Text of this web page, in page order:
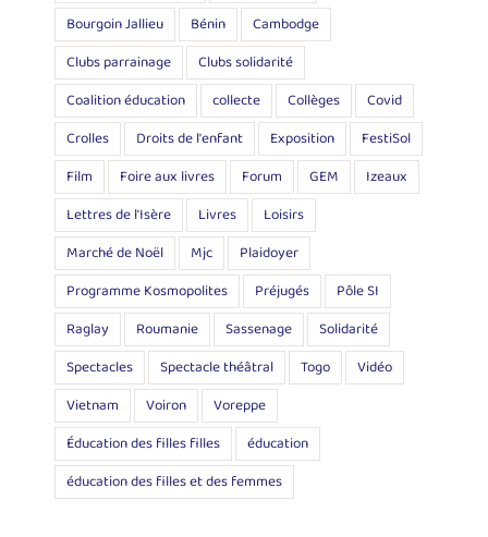
Bourgoin Jallieu
Bénin
Cambodge
Clubs parrainage
Clubs solidarité
Coalition éducation
collecte Collèges
Covid
Crolles
Droits de l'enfant Exposition
FestiSol
Film
Foire aux livres Forum GEM
Izeaux
Lettres de l'Isère
Livres
Loisirs
Marché de Noël
Mjc
Plaidoyer
Programme Kosmopolites
Préjugés
Pôle SI
Raglay
Roumanie Sassenage
Solidarité
Spectacles
Spectacle théâtral Togo
Vidéo
Vietnam
Voiron
Voreppe
Éducation des filles filles
éducation
éducation des filles et des femmes